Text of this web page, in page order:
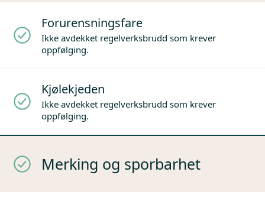
Forurensningsfare
Ikke avdekket regelverksbrudd som krever
oppfølging.
Kjølekjeden
Ikke avdekket regelverksbrudd som krever
oppfølging.
Merking og sporbarhet